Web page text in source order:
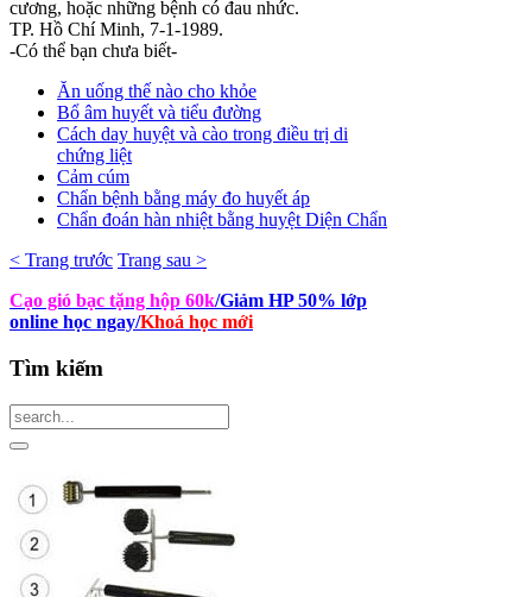
cương, hoặc những bệnh có đau nhức.
TP. Hồ Chí Minh, 7-1-1989.
-Có thể bạn chưa biết-
Ăn uống thế nào cho khỏe
Bổ âm huyết và tiểu đường
Cách day huyệt và cào trong điều trị di
chứng liệt
Cảm cúm
Chẩn bệnh bằng máy đo huyết áp
Chẩn đoán hàn nhiệt bằng huyệt Diện Chẩn
< Trang trước Trang sau >
Cạo gió bạc tặng hộp 60k/Giảm HP 50% lớp
online học ngay/Khoá học mới
Tìm kiếm